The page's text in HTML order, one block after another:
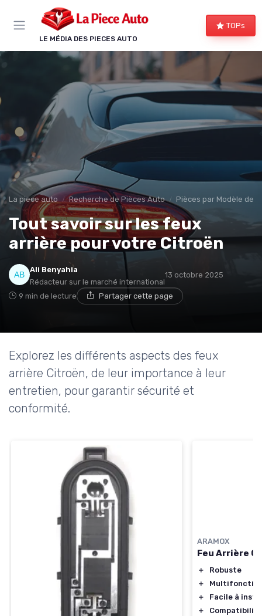
LE MÉDIA DES PIECES AUTO
TOPs
La piece auto Recherche de Pièces Auto Pièces par Modèle de
Tout savoir sur les feux
arrière pour votre Citroën
Ali Benyahia
Rédacteur sur le marché international
13 octobre 2025
9 min de lecture Partager cette page
Explorez les différents aspects des feux
arrière Citroën, de leur importance à leur
entretien, pour garantir sécurité et
conformité.
ARAMOX
Feu Arrière
＋
Robuste
＋
＋
Facile à
＋
Panneau de gestion des cookies